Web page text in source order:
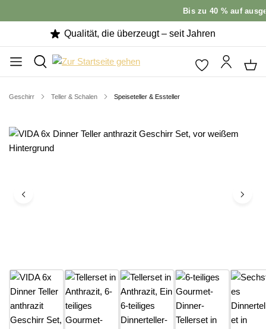
Bis zu 40 % auf
Qualität, die überzeugt – seit Jahren
Geschirr Teller & Schalen Speiseteller & Essteller
Bildergalerie überspringen